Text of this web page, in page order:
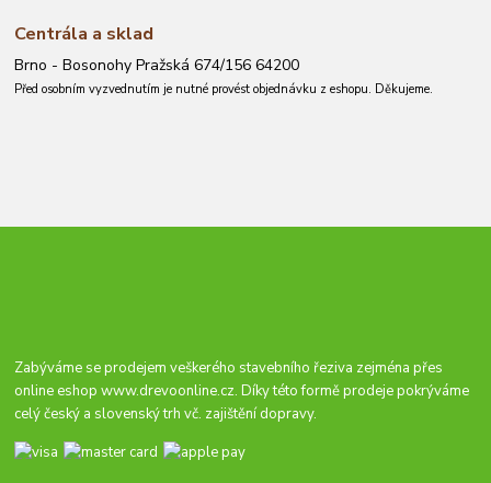
Centrála a sklad
Brno - Bosonohy Pražská 674/156 64200
Před osobním vyzvednutím je nutné provést objednávku z eshopu. Děkujeme.
Zabýváme se prodejem veškerého stavebního řeziva zejména přes
online eshopwww.drevoonline.cz. Díky této formě prodeje pokrýváme
celý český a slovenský trh vč. zajištění dopravy.